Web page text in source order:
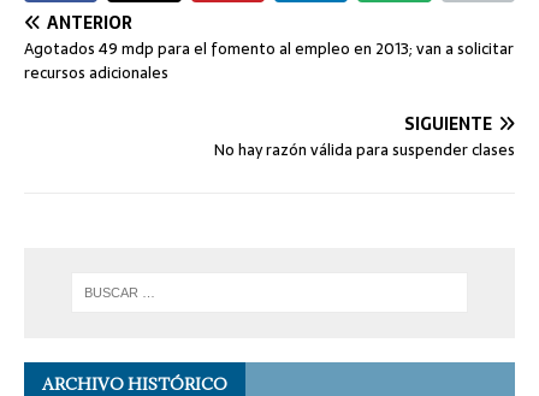
ANTERIOR
Agotados 49 mdp para el fomento al empleo en 2013; van a solicitar
recursos adicionales
SIGUIENTE
No hay razón válida para suspender clases
ARCHIVO HISTÓRICO